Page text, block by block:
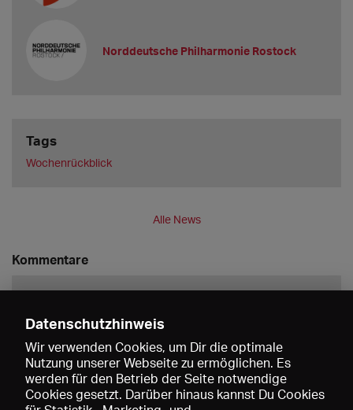
Norddeutsche Philharmonie Rostock
Tags
Wochenrückblick
Alle News
Kommentare
Speichern
Datenschutzhinweis
Wir verwenden Cookies, um Dir die optimale
Nutzung unserer Webseite zu ermöglichen. Es
werden für den Betrieb der Seite notwendige
Cookies gesetzt. Darüber hinaus kannst Du Cookies